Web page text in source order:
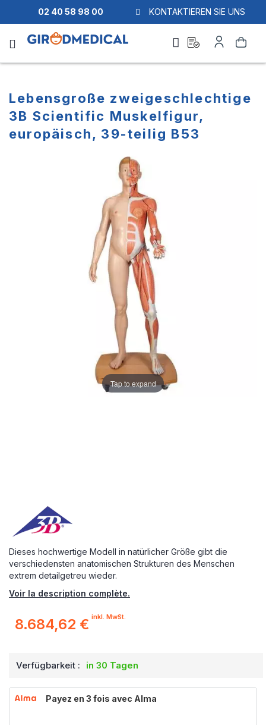
02 40 58 98 00 KONTAKTIEREN SIE UNS
Suche
quote
Konto
Lebensgroße zweigeschlechtige
3B Scientific Muskelfigur,
europäisch, 39-teilig B53
Dieses hochwertige Modell in natürlicher Größe gibt die
verschiedensten anatomischen Strukturen des Menschen
extrem detailgetreu wieder.
Voir la description complète.
8.684,62 € inkl. MwSt.
Verfügbarkeit : in 30 Tagen
Payez en 3 fois avec Alma
Tap to expand